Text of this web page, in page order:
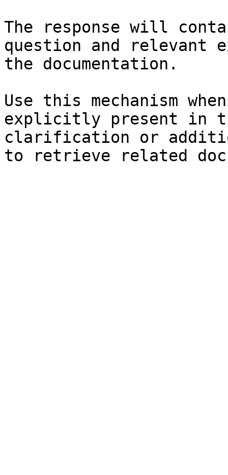
The response will
question and relevant
the documentation.
Use this mechanism
explicitly present in
clarification or